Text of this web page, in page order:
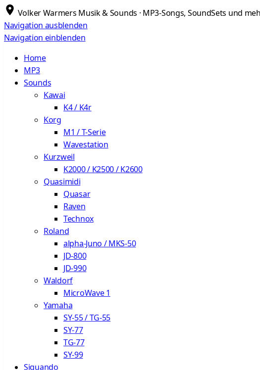
Volker Warmers Musik & Sounds · MP3-Songs, SoundSets und
Navigation ausblenden
Navigation einblenden
Home
MP3
Sounds
Kawai
K4 / K4r
Korg
M1 / T-Serie
Wavestation
Kurzweil
K2000 / K2500 / K2600
Quasimidi
Quasar
Raven
Technox
Roland
alpha-Juno / MKS-50
JD-800
JD-990
Waldorf
MicroWave 1
Yamaha
SY-55 / TG-55
SY-77
TG-77
SY-99
Siquando